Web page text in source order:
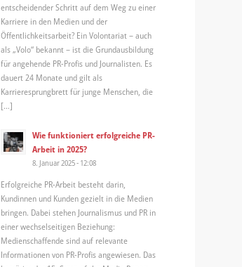
entscheidender Schritt auf dem Weg zu einer
Karriere in den Medien und der
Öffentlichkeitsarbeit? Ein Volontariat – auch
als „Volo“ bekannt – ist die Grundausbildung
für angehende PR-Profis und Journalisten. Es
dauert 24 Monate und gilt als
Karrieresprungbrett für junge Menschen, die
[…]
Wie funktioniert erfolgreiche PR-
Arbeit in 2025?
8. Januar 2025 - 12:08
Erfolgreiche PR-Arbeit besteht darin,
Kundinnen und Kunden gezielt in die Medien
bringen. Dabei stehen Journalismus und PR in
einer wechselseitigen Beziehung:
Medienschaffende sind auf relevante
Informationen von PR-Profis angewiesen. Das